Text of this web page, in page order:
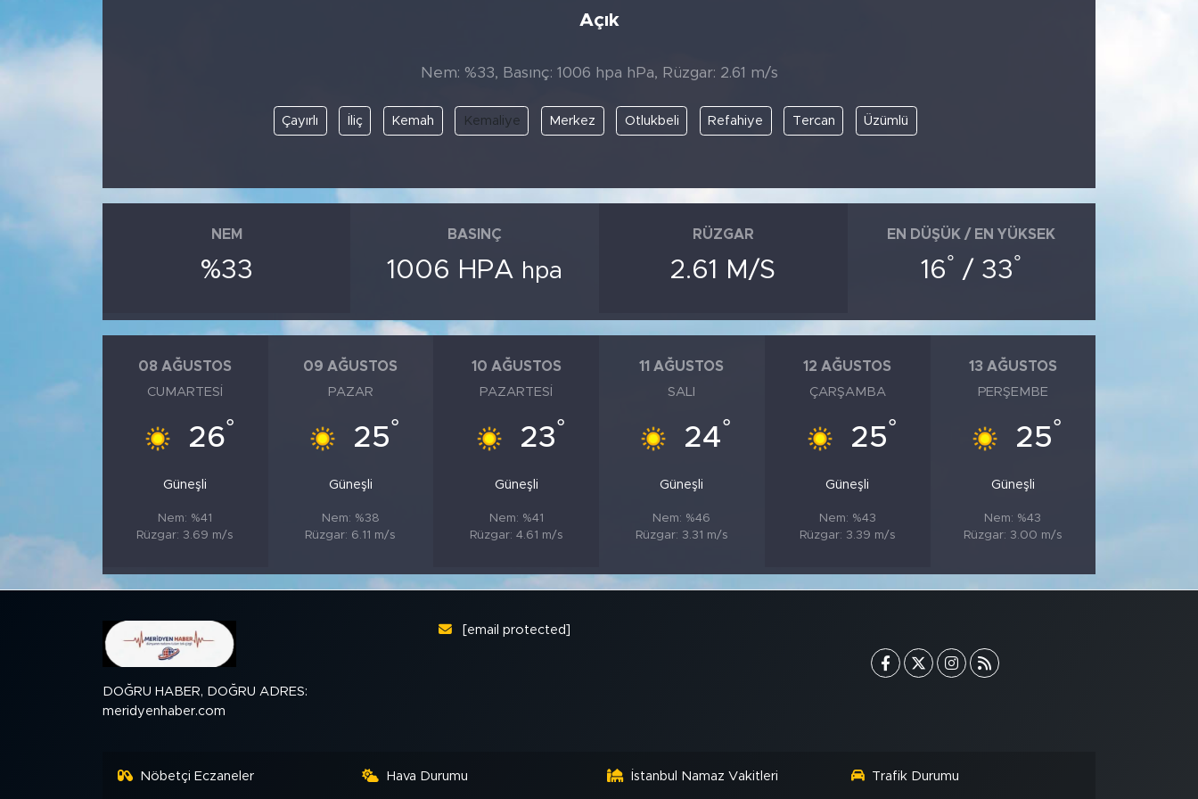
Açık
Nem: %33, Basınç: 1006 hpa hPa, Rüzgar: 2.61 m/s
Çayırlı İliç Kemah Kemaliye Merkez Otlukbeli Refahiye Tercan Üzümlü
NEM
%33
BASINÇ
1006 HPA hpa
RÜZGAR
2.61 M/S
EN DÜŞÜK / EN YÜKSEK
16° / 33°
08 AĞUSTOS
CUMARTESI
26°
Güneşli
Nem: %41
Rüzgar: 3.69 m/s
09 AĞUSTOS
PAZAR
25°
Güneşli
Nem: %38
Rüzgar: 6.11 m/s
10 AĞUSTOS
PAZARTESI
23°
Güneşli
Nem: %41
Rüzgar: 4.61 m/s
11 AĞUSTOS
SALI
24°
Güneşli
Nem: %46
Rüzgar: 3.31 m/s
12 AĞUSTOS
ÇARŞAMBA
25°
Güneşli
Nem: %43
Rüzgar: 3.39 m/s
13 AĞUSTOS
PERŞEMBE
25°
Güneşli
Nem: %43
Rüzgar: 3.00 m/s
DOĞRU HABER, DOĞRU ADRES:
meridyenhaber.com
[email protected]
Nöbetçi Eczaneler Hava Durumu İstanbul Namaz Vakitleri Trafik Durumu
BİLİM-TEKNOLOJİ
KÜLTÜR SANAT
TARİHTEN GÜNÜMÜZE
SAĞLIK